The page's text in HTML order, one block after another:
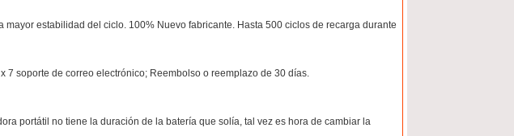
estabilidad del ciclo. 100% Nuevo fabricante. Hasta 500 ciclos de recarga durante
7 soporte de correo electrónico; Reembolso o reemplazo de 30 días.
portátil no tiene la duración de la batería que solía, tal vez es hora de cambiar la